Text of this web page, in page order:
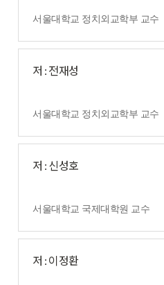
서울대학교 정치외교학부 교수
저 : 전재성
서울대학교 정치외교학부 교수
저 : 신성호
서울대학교 국제대학원 교수
저 : 이정환